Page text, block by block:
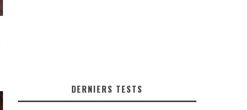
DERNIERS TESTS